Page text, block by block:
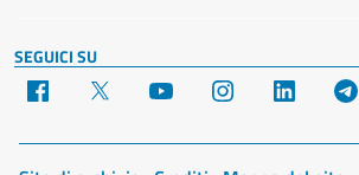
SEGUICI SU
Facebook YouTube Instagram LinkedIn